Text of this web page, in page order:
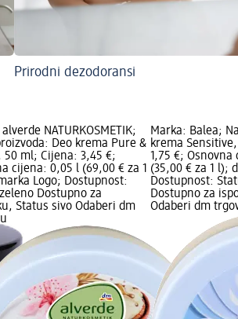
Prirodni dezodoransi
NATURKOSMETIK;
Deo krema Pure &
50 ml; Cijena: 3,45 €;
cijena: 0,05 l (69,00 € za 1
Logo; Dostupnost:
Dostupno za
Status sivo Odaberi dm
Marka: Balea;
krema
1,75 €;
(35,00 € za 1 l);
Dostupnost:
Dostupno za
Odaberi dm